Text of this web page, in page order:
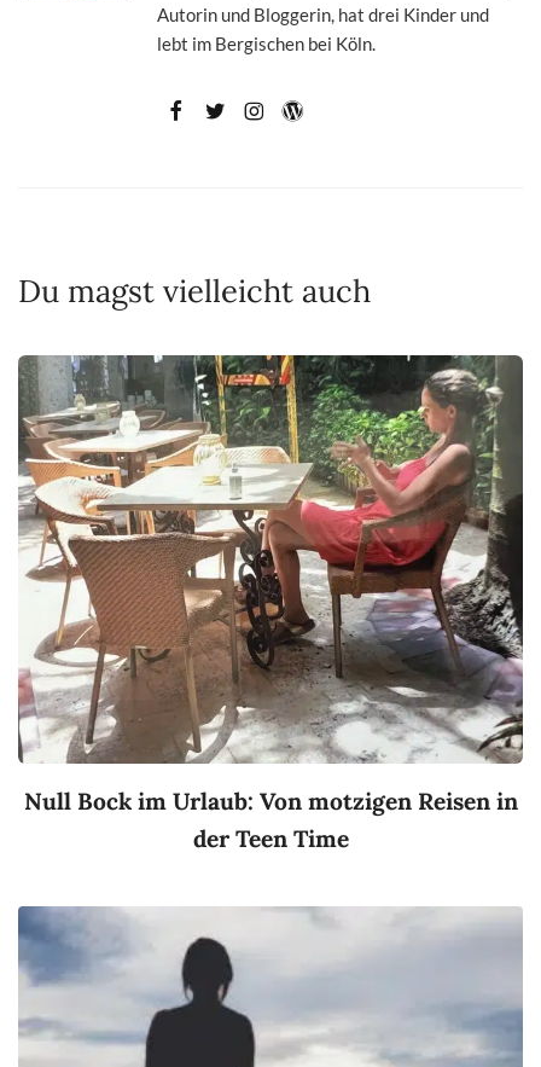
Autorin und Bloggerin, hat drei Kinder und
lebt im Bergischen bei Köln.
Du magst vielleicht auch
Null Bock im Urlaub: Von motzigen Reisen in
der Teen Time